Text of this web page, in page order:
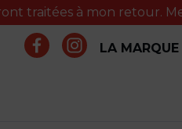
à mon retour. Merci 🐚🌊☀️
LA MARQUE